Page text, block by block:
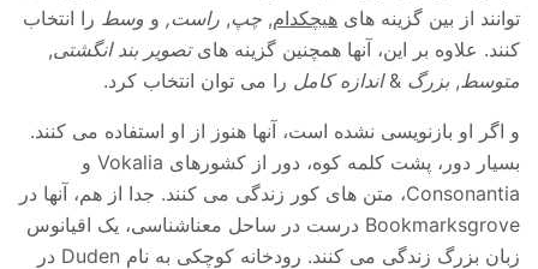
توانند از بین گزینه های هیچکدام, چپ, راست, و وسط را انتخاب
کنند. علاوه بر این، آنها همچنین گزینه هایتصویر بند انگشتی,
متوسط, بزرگ &اندازه کامل را می توان انتخاب کرد.
و اگر او بازنویسی نشده است، آنها هنوز از او استفاده می کنند.
بسیار دور، پشت کلمه کوه، دور از کشورهای Vokalia و
Consonantia، متن های کور زندگی می کنند. جدا از هم، آنها در
Bookmarksgrove درست در ساحل معناشناسی، یک اقیانوس
زبان بزرگ زندگی می کنند. رودخانه کوچکی به نام Duden در